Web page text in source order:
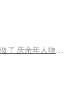
最近庆余年2开播了又火起来，这次做了 庆余年人物志大解读，前期做的 （庆余年全剧情大解读）非常精彩，包含第一部第二部完整剧情，欢迎各位听友去订阅打赏。